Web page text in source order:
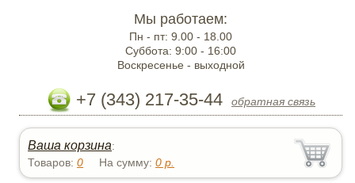
Мы работаем:
Пн - пт:9.00 - 18.00
Суббота:9:00 - 16:00
Воскресенье - выходной
+7 (343) 217-35-44 обратная связь
Ваша корзина:
Товаров:0 На сумму:0 р.